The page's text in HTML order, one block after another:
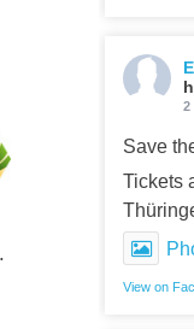
2
Save
Tickets
View on